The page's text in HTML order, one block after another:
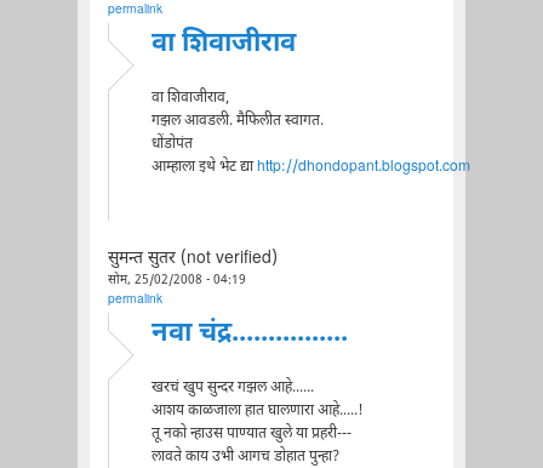
permalink
वा शिवाजीराव
वा शिवाजीराव,
गझल आवडली. मैफिलीत स्वागत.
धोंडोपंत
आम्हाला इथे भेट द्याhttp://dhondopant.blogspot.com
सुमन्त सुतर (not verified)
सोम, 25/02/2008 - 04:19
permalink
नवा चंद्र................
खरचं खुप सुन्दर गझल आहे......
आशय काळजाला हात घालणारा आहे.....!
तू नको न्हाउस पाण्यात खुले या प्रहरी---
लावते काय उभी आगच डोहात पुन्हा?